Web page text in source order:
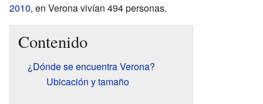
2010, en Verona vivían 494 personas.
Contenido
¿Dónde se encuentra Verona?
Ubicación y tamaño